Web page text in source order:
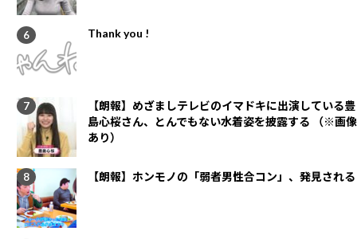
Thank you !
【朗報】めざましテレビのイマドキに出演している豊
島心桜さん、とんでもない水着姿を披露する （※画像
あり）
【朗報】ホンモノの「弱者男性合コン」、発見される